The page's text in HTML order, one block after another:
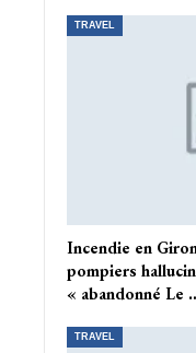
TRAVEL
Incendie en
pompiers
« abandonné Le
TRAVEL